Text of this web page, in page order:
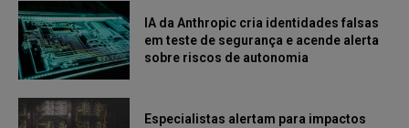
IA da Anthropic cria identidades falsas
em teste de segurança e acende alerta
sobre riscos de autonomia
Especialistas alertam para impactos